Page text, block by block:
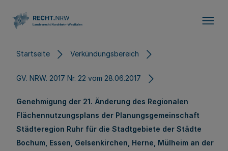
Startseite Verkündungsbereich
GV. NRW. 2017 Nr. 22 vom 28.06.2017
Genehmigung der 21. Änderung des Regionalen
Flächennutzungsplans der Planungsgemeinschaft
Städteregion Ruhr für die Stadtgebiete der Städte
Bochum, Essen, Gelsenkirchen, Herne, Mülheim an der